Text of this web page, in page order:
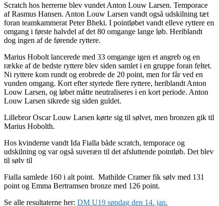
Scratch hos herrerne blev vundet Anton Louw Larsen. Temporace
af Rasmus Hansen. Anton Louw Larsen vandt også udskilning tæt
foran teamkammerat Peter Bheki. I pointløbet vandt elleve ryttere en
omgang i første halvdel af det 80 omgange lange løb. Heriblandt
dog ingen af de førende ryttere.
Marius Hobolt lancerede med 33 omgange igen et angreb og en
række af de bedste ryttere blev siden samlet i en gruppe foran feltet.
Ni ryttere kom rundt og erobrede de 20 point, men for får ved en
vunden omgang. Kort efter styrtede flere ryttere, heriblandt Anton
Louw Larsen, og løbet måtte neutraliseres i en kort periode. Anton
Louw Larsen sikrede sig siden guldet.
Lillebror Oscar Louw Larsen kørte sig til sølvet, men bronzen gik til
Marius Hobolth.
Hos kvinderne vandt Ida Fialla både scratch, temporace og
udskilning og var også suveræn til det afsluttende pointløb. Det blev
til sølv til
Fialla samlede 160 i alt point. Mathilde Cramer fik sølv med 131
point og Emma Bertramsen bronze med 126 point.
Se alle resultaterne her: DM U19 søndag den 14. jan.